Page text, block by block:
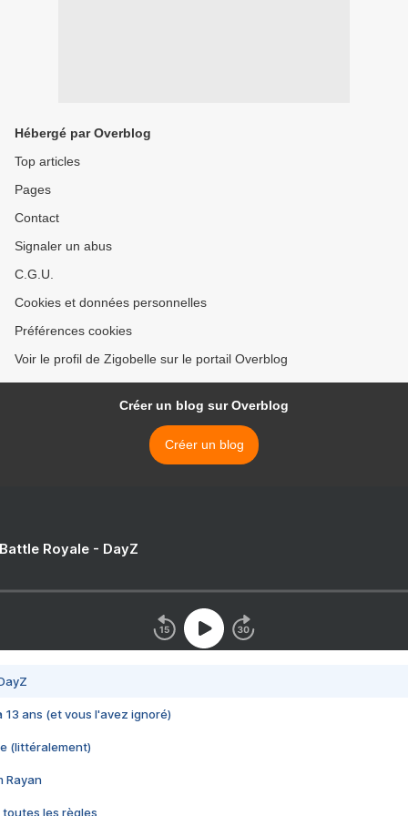
Hébergé par Overblog
Top articles
Pages
Contact
Signaler un abus
C.G.U.
Cookies et données personnelles
Préférences cookies
Voir le profil de Zigobelle sur le portail Overblog
Créer un blog sur Overblog
Créer un blog
Royale - DayZ
13 ans (et vous l'avez ignoré)
(littéralement)
Rayan
toutes les règles